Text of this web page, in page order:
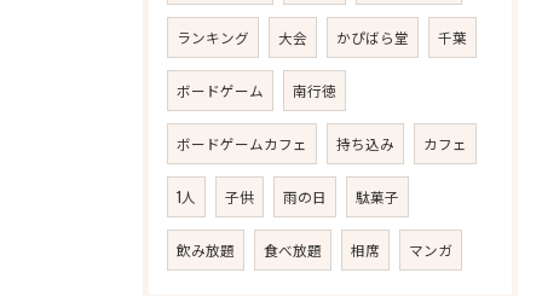
ランキング 大会 かぴばら堂 千葉
ボードゲーム 南行徳
ボードゲームカフェ 持ち込み カフェ
1人 子供 雨の日 駄菓子
飲み放題 食べ放題 相席 マンガ